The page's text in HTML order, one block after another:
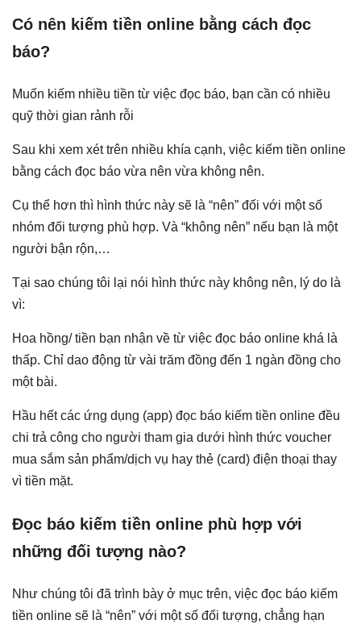
Có nên kiếm tiền online bằng cách đọc
báo?
Muốn kiếm nhiều tiền từ việc đọc báo, bạn cần có nhiều
quỹ thời gian rảnh rỗi
Sau khi xem xét trên nhiều khía cạnh, việc kiếm tiền online
bằng cách đọc báo vừa nên vừa không nên.
Cụ thể hơn thì hình thức này sẽ là “nên” đối với một số
nhóm đối tượng phù hợp. Và “không nên” nếu bạn là một
người bận rộn,…
Tại sao chúng tôi lại nói hình thức này không nên, lý do là
vì:
Hoa hồng/ tiền bạn nhận về từ việc đọc báo online khá là
thấp. Chỉ dao động từ vài trăm đồng đến 1 ngàn đồng cho
một bài.
Hầu hết các ứng dụng (app) đọc báo kiếm tiền online đều
chi trả công cho người tham gia dưới hình thức voucher
mua sắm sản phẩm/dịch vụ hay thẻ (card) điện thoại thay
vì tiền mặt.
Đọc báo kiếm tiền online phù hợp với
những đối tượng nào?
Như chúng tôi đã trình bày ở mục trên, việc đọc báo kiếm
tiền online sẽ là “nên” với một số đối tượng, chẳng hạn